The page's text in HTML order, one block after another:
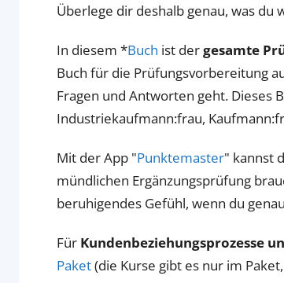
Überlege dir deshalb genau, was du
In diesem *Buch ist dergesamte
Buch für die Prüfungsvorbereitung
Fragen und Antworten geht. Dieses
Industriekaufmann:frau,
Mit der App "Punktemaster" kannst
mündlichen Ergänzungsprüfung
beruhigendes Gefühl, wenn du
Für Kundenbeziehungsprozesse
Paket(die Kurse gibt es nur im